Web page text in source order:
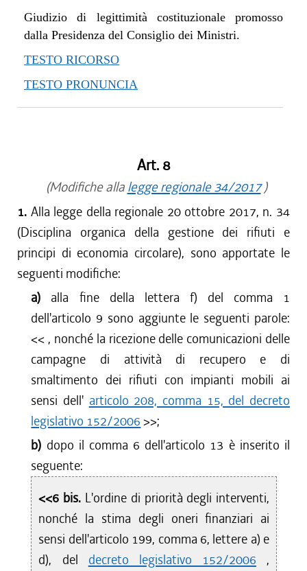
Giudizio di legittimità costituzionale promosso
dalla Presidenza del Consiglio dei Ministri.
TESTO RICORSO
TESTO PRONUNCIA
Art. 8
(Modifiche alla legge regionale 34/2017)
1. Alla legge della regionale 20 ottobre 2017, n. 34
(Disciplina organica della gestione dei rifiuti e
principi di economia circolare), sono apportate le
seguenti modifiche:
a) alla fine della lettera f) del comma 1
dell'articolo 9 sono aggiunte le seguenti parole:
<<, nonché la ricezione delle comunicazioni delle
campagne di attività di recupero e di
smaltimento dei rifiuti con impianti mobili ai
sensi dell' articolo 208, comma 15, del decreto
legislativo 152/2006 >>;
b) dopo il comma 6 dell'articolo 13 è inserito il
seguente:
<<6 bis. L'ordine di priorità degli interventi,
nonché la stima degli oneri finanziari ai
sensi dell'articolo 199, comma 6, lettere a) e
d), del decreto legislativo 152/2006 ,